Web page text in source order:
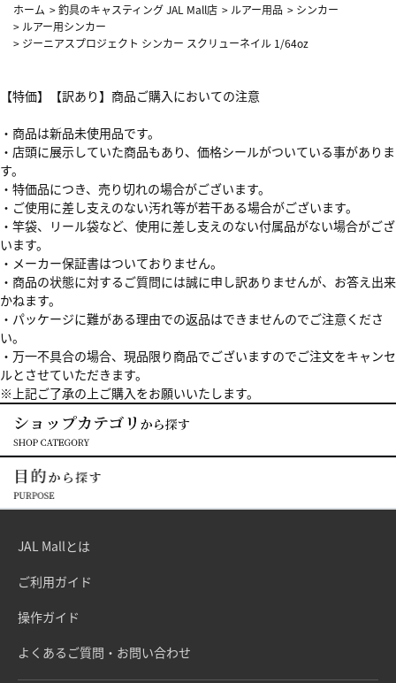
ホーム >釣具のキャスティング JAL Mall店 > ルアー用品 > シンカー
> ルアー用シンカー
> ジーニアスプロジェクト シンカー スクリューネイル 1/64oz
【特価】【訳あり】商品ご購入においての注意
・商品は新品未使用品です。
・店頭に展示していた商品もあり、価格シールがついている事がありま
す。
・特価品につき、売り切れの場合がございます。
・ご使用に差し支えのない汚れ等が若干ある場合がございます。
・竿袋、リール袋など、使用に差し支えのない付属品がない場合がござ
います。
・メーカー保証書はついておりません。
・商品の状態に対するご質問には誠に申し訳ありませんが、お答え出来
かねます。
・パッケージに難がある理由での返品はできませんのでご注意くださ
い。
・万一不具合の場合、現品限り商品でございますのでご注文をキャンセ
ルとさせていただきます。
※上記ご了承の上ご購入をお願いいたします。
JAL Mallとは
ご利用ガイド
操作ガイド
よくあるご質問・お問い合わせ